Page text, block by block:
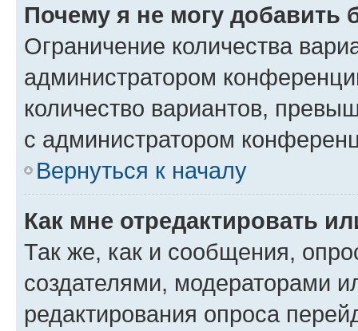
Почему я не могу добавить
Ограничение количества
администратором
количество вариантов,
с администратором
Вернуться к началу
Как мне отредактировать
Так же, как и сообщения,
создателями, модераторами
редактирования опроса